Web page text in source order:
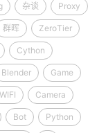
杂谈 Proxy
群晖 ZeroTier
Cython
Blender Game
WIFI Camera
Bot Python